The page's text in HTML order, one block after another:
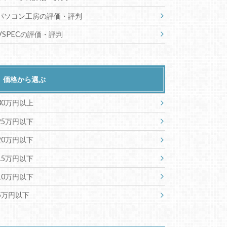
ソコン工房の評価・評判
の評価・評判
価格から選ぶ
万円以上
万円以下
万円以下
万円以下
万円以下
円以下